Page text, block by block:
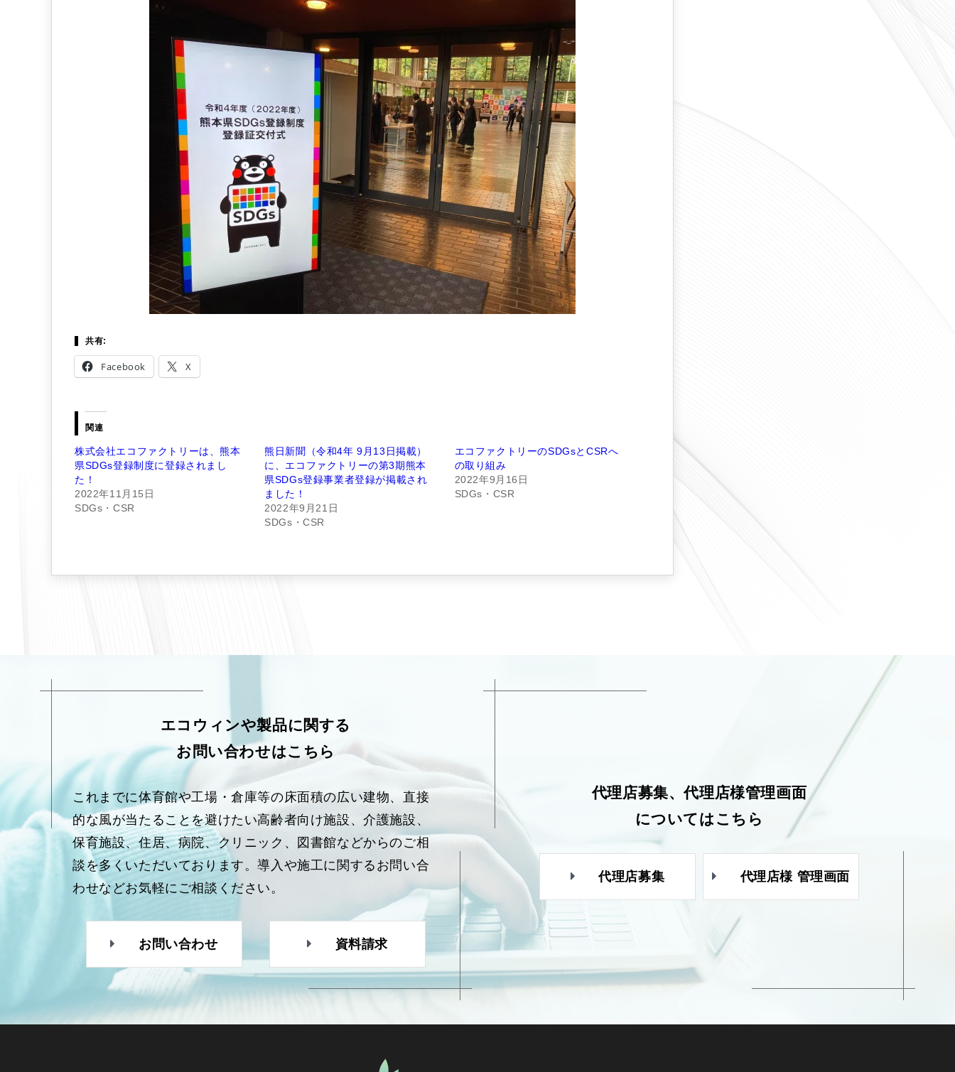
共有:
Facebook X
関連
株式会社エコファクトリーは、熊本
県SDGs登録制度に登録されまし
た！
2022年11月15日
SDGs・CSR
熊日新聞（令和4年 9月13日掲載）
に、エコファクトリーの第3期熊本
県SDGs登録事業者登録が掲載され
ました！
2022年9月21日
SDGs・CSR
エコファクトリーのSDGsとCSRへ
の取り組み
2022年9月16日
SDGs・CSR
エコウィンや製品に関する
お問い合わせはこちら
これまでに体育館や工場・倉庫等の床面積の広い建物、直接
的な風が当たることを避けたい高齢者向け施設、介護施設、
保育施設、住居、病院、クリニック、図書館などからのご相
談を多くいただいております。導入や施工に関するお問い合
わせなどお気軽にご相談ください。
お問い合わせ 資料請求
代理店募集、代理店様管理画面
についてはこちら
代理店募集 代理店様 管理画面